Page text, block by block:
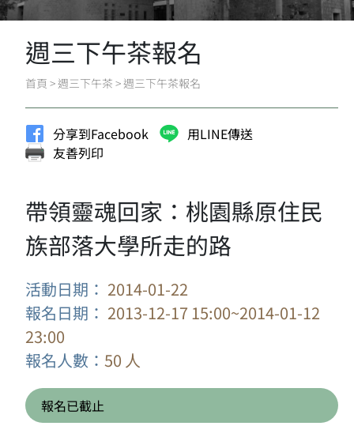
週三下午茶報名
首頁 >週三下午茶 >週三下午茶報名
分享到Facebook
用LINE傳送
友善列印
帶領靈魂回家：桃園縣原住民
族部落大學所走的路
活動日期： 2014-01-22
報名日期： 2013-12-17 15:00~2014-01-12
23:00
報名人數： 50 人
報名已截止